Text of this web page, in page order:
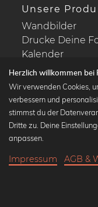
Bis
Unsere
Wandbilder
Drucke Deine
Kalender
Beliebte
Wandbilder in
Klassiker der
Herzlich willkommen bei
Wir verwenden Cookies,
verbessern und
stimmst du der
Dritte zu. Deine
anpassen.
Impressum AGB &